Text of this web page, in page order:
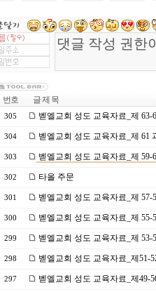
번호 글 제 목
305 벧엘교회 성도 교육자료_제
304 벧엘교회 성도 교육자료_제 61
303 벧엘교회 성도 교육자료_제
302 타올 주문
301 벧엘교회 성도 교육자료_제
300 벧엘교회 성도 교육자료_제
299 벧엘교회 성도 교육자료_제
298 벧엘교회 성도 교육자료_제51-
297 벧엘교회 성도 교육자료_제49-